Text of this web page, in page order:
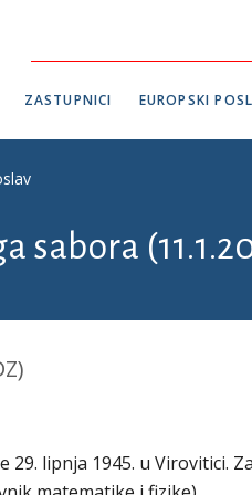
ZASTUPNICI EUROPSKI
sabora
29. lipnja 1945. u Virovitici.